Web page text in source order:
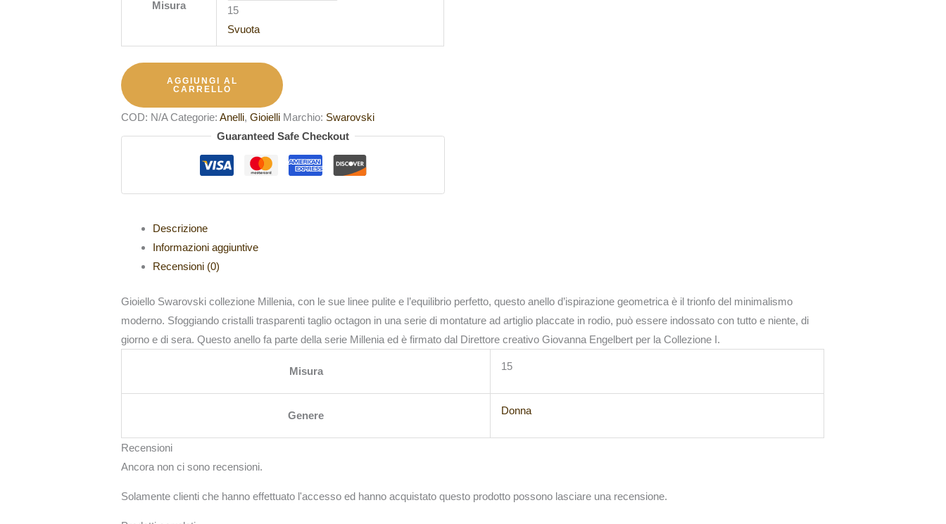
Misura
15
Svuota
AGGIUNGI AL
CARRELLO
COD: N/A Categorie:Anelli,Gioielli Marchio: Swarovski
Guaranteed Safe Checkout
Descrizione
Informazioni aggiuntive
Recensioni (0)
Gioiello Swarovski collezione Millenia, con le sue linee pulite e l’equilibrio perfetto, questo anello d’ispirazione geometrica è il trionfo del minimalismo
moderno. Sfoggiando cristalli trasparenti taglio octagon in una serie di montature ad artiglio placcate in rodio, può essere indossato con tutto e niente, di
giorno e di sera. Questo anello fa parte della serie Millenia ed è firmato dal Direttore creativo Giovanna Engelbert per la Collezione I.
Misura 15
Genere Donna
Recensioni
Ancora non ci sono recensioni.
Solamente clienti che hanno effettuato l'accesso ed hanno acquistato questo prodotto possono lasciare una recensione.